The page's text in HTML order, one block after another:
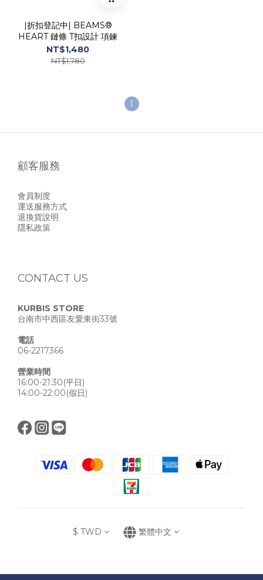
|折扣登記中| BEAMS®
HEART 鏈條 T扣設計 項鍊
NT$1,480
NT$1,780
1
顧客服務
會員制度
運送服務方式
退換貨說明
隱私政策
CONTACT US
KURBIS STORE
台南市中西區友愛東街33號
電話
06-2217366
營業時間
16:00-21:30(平日)
14:00-22:00(假日)
$ TWD 繁體中文